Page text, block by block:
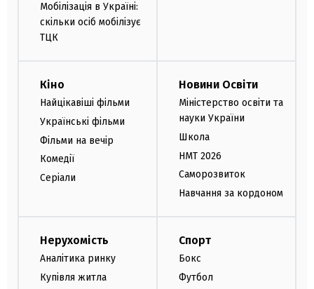
Мобілізація в Україні:
скільки осіб мобілізує
ТЦК
Кіно
Найцікавіші фільми
Українські фільми
Фільми на вечір
Комедії
Серіали
Новини Освіти
Міністерство освіти та
науки України
Школа
НМТ 2026
Саморозвиток
Навчання за кордоном
Нерухомість
Аналітика ринку
Купівля житла
Спорт
Бокс
Футбол